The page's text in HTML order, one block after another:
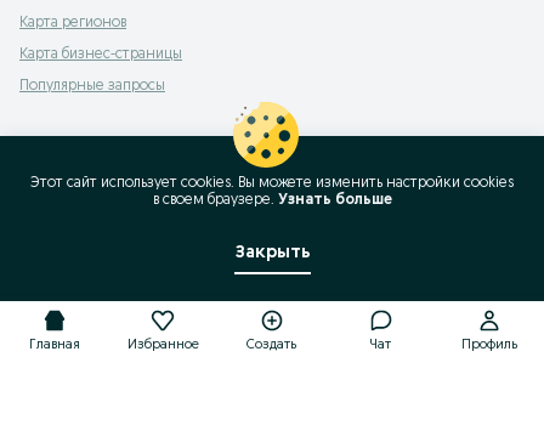
Карта регионов
Карта бизнес-страницы
Популярные запросы
Главная Избранное Создать Чат Профиль
Этот сайт использует cookies. Вы можете изменить настройки cookies
в своeм браузере. Узнать больше
Закрыть